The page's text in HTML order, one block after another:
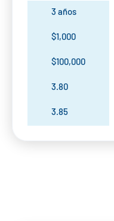
3 años
$1,000
$100,000
3.80
3.85